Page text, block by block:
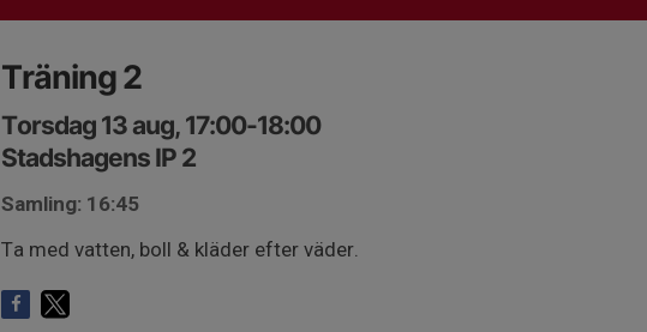
Träning 2
Torsdag 13 aug, 17:00-18:00
Stadshagens IP 2
Samling: 16:45
Ta med vatten, boll & kläder efter väder.